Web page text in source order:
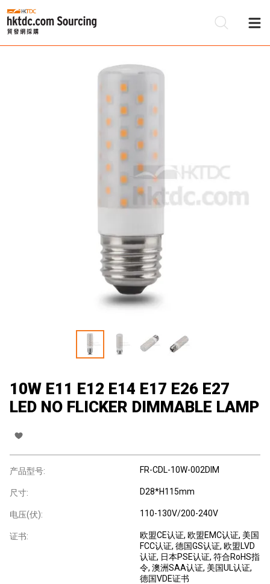
10W E11 E12 E14 E17 E26 E27
LED NO FLICKER DIMMABLE LAMP
产品型号: FR-CDL-10W-002DIM
尺寸: D28*H115mm
电压(伏): 110-130V/200-240V
证书: 欧盟CE认证, 欧盟EMC认证, 美国
FCC认证, 德国GS认证, 欧盟LVD
认证, 日本PSE认证, 符合RoHS指
令, 澳洲SAA认证, 美国UL认证,
德国VDE证书